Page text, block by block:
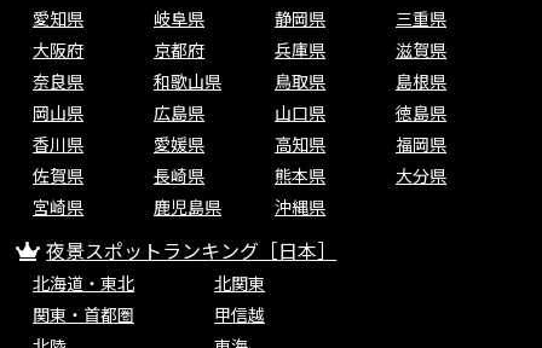
愛知県
岐阜県 静岡県
三重県
大阪府
京都府 兵庫県
滋賀県
奈良県
和歌山県 鳥取県
島根県
岡山県
広島県 山口県
徳島県
香川県
愛媛県 高知県
福岡県
佐賀県
長崎県 熊本県
大分県
宮崎県
鹿児島県 沖縄県
夜景スポットランキング［日本］
北海道・東北
北関東
関東・首都圏
甲信越